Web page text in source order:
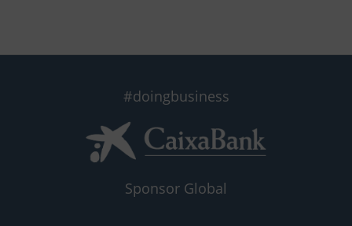
#doingbusiness
Sponsor Global